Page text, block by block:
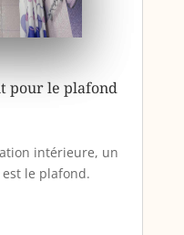
pour le plafond
intérieure, un
le plafond.